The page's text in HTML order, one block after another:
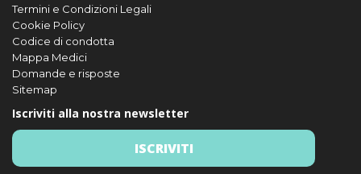
Termini e Condizioni Legali
Cookie Policy
Codice di condotta
Mappa Medici
Domande e risposte
Sitemap
Iscriviti alla nostra newsletter
ISCRIVITI